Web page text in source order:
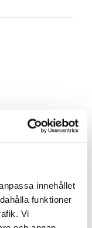
innehållet
funktioner
Vi